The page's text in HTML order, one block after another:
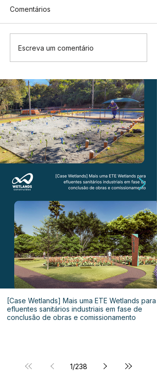
Comentários
Escreva um comentário
[Case Wetlands] Mais uma ETE Wetlands para
efluentes sanitários industriais em fase de
conclusão de obras e comissionamento
1/238